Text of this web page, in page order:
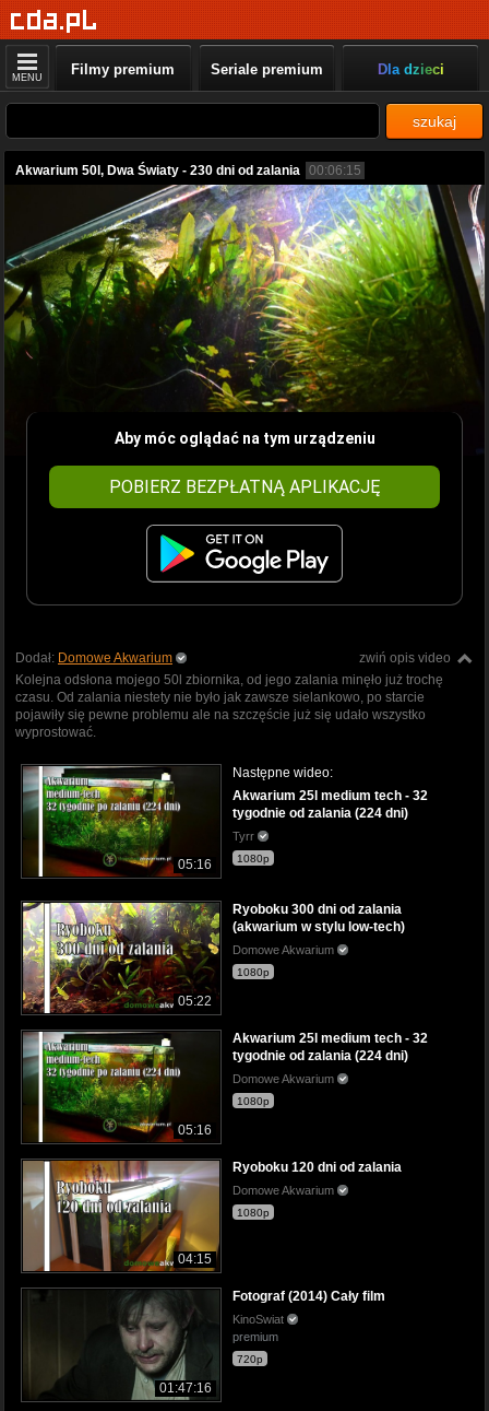
MENU Filmy premium Seriale premium Dla dzieci
szukaj
Akwarium 50l, Dwa Światy - 230 dni od zalania 00:06:15
Aby móc oglądać na tym urządzeniu
POBIERZ BEZPŁATNĄ APLIKACJĘ
zwiń opis video
Dodał: Domowe Akwarium
Kolejna odsłona mojego 50l zbiornika, od jego zalania minęło już trochę
czasu. Od zalania niestety nie było jak zawsze sielankowo, po starcie
pojawiły się pewne problemu ale na szczęście już się udało wszystko
wyprostować.
05:16
Następne wideo:
Akwarium 25l medium tech - 32
tygodnie od zalania (224 dni)
Tyrr
1080p
05:22
Ryoboku 300 dni od zalania
(akwarium w stylu low-tech)
Domowe Akwarium
1080p
05:16
Akwarium 25l medium tech - 32
tygodnie od zalania (224 dni)
Domowe Akwarium
1080p
04:15
Ryoboku 120 dni od zalania
Domowe Akwarium
1080p
01:47:16
Fotograf (2014) Cały film
KinoSwiat
premium
720p